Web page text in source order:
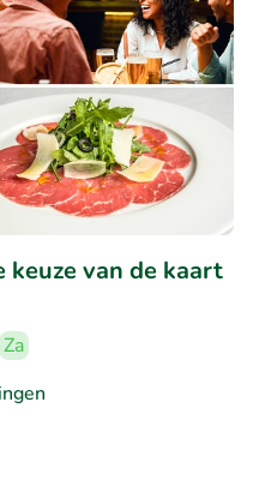
van de kaart
Za